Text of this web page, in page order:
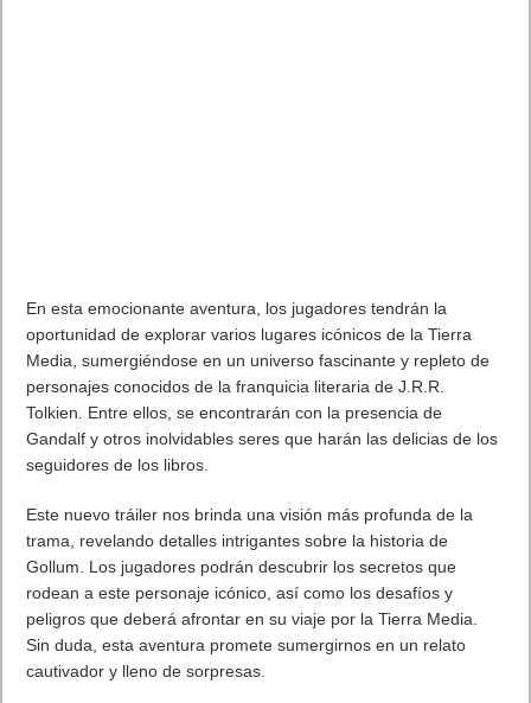
En esta emocionante aventura, los jugadores tendrán la
oportunidad de explorar varios lugares icónicos de la Tierra
Media, sumergiéndose en un universo fascinante y repleto de
personajes conocidos de la franquicia literaria de J.R.R.
Tolkien. Entre ellos, se encontrarán con la presencia de
Gandalf y otros inolvidables seres que harán las delicias de los
seguidores de los libros.
Este nuevo tráiler nos brinda una visión más profunda de la
trama, revelando detalles intrigantes sobre la historia de
Gollum. Los jugadores podrán descubrir los secretos que
rodean a este personaje icónico, así como los desafíos y
peligros que deberá afrontar en su viaje por la Tierra Media.
Sin duda, esta aventura promete sumergirnos en un relato
cautivador y lleno de sorpresas.